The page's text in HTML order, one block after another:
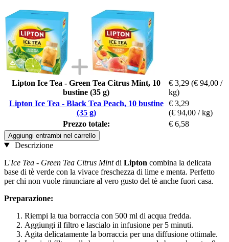
Lipton Ice Tea - Green Tea Citrus Mint, 10
bustine (35 g)
€ 3,29 (€ 94,00 /
kg)
Lipton Ice Tea - Black Tea Peach, 10 bustine
(35 g)
€ 3,29
(€ 94,00 / kg)
Prezzo totale:
€ 6,58
Aggiungi entrambi nel carrello
Descrizione
L'Ice Tea - Green Tea Citrus Mintdi Lipton combina la delicata
base di tè verde con la vivace freschezza di lime e menta. Perfetto
per chi non vuole rinunciare al vero gusto del tè anche fuori casa.
Preparazione:
Riempi la tua borraccia con 500 ml di acqua fredda.
Aggiungi il filtro e lascialo in infusione per 5 minuti.
Agita delicatamente la borraccia per una diffusione ottimale.